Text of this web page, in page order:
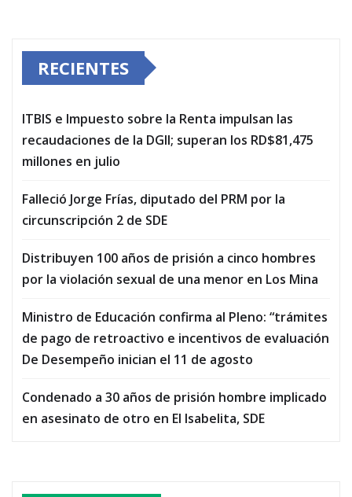
RECIENTES
ITBIS e Impuesto sobre la Renta impulsan las
recaudaciones de la DGII; superan los RD$81,475
millones en julio
Falleció Jorge Frías, diputado del PRM por la
circunscripción 2 de SDE
Distribuyen 100 años de prisión a cinco hombres
por la violación sexual de una menor en Los Mina
Ministro de Educación confirma al Pleno: “trámites
de pago de retroactivo e incentivos de evaluación
De Desempeño inician el 11 de agosto
Condenado a 30 años de prisión hombre implicado
en asesinato de otro en El Isabelita, SDE